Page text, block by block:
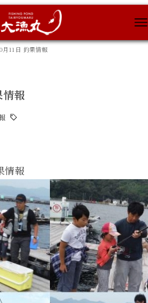
月11日 釣果情報
情報
情報